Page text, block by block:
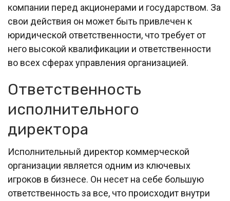
компании перед акционерами и государством. За
свои действия он может быть привлечен к
юридической ответственности, что требует от
него высокой квалификации и ответственности
во всех сферах управления организацией.
Ответственность
исполнительного
директора
Исполнительный директор коммерческой
организации является одним из ключевых
игроков в бизнесе. Он несет на себе большую
ответственность за все, что происходит внутри